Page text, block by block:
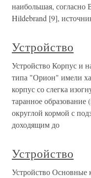
наибольшая, согласно
Hildebrand [9],
Устройство
Устройство Корпус и
типа "Орион" имели
корпус со слегка
таранное
округлой кормой с
доходящим до
Устройство
Устройство Основные